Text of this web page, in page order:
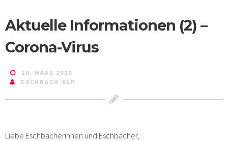
Aktuelle Informationen (2) –
Corona-Virus
20. MÄRZ 2020
ESCHBACH-RLP
Liebe Eschbacherinnen und Eschbacher,